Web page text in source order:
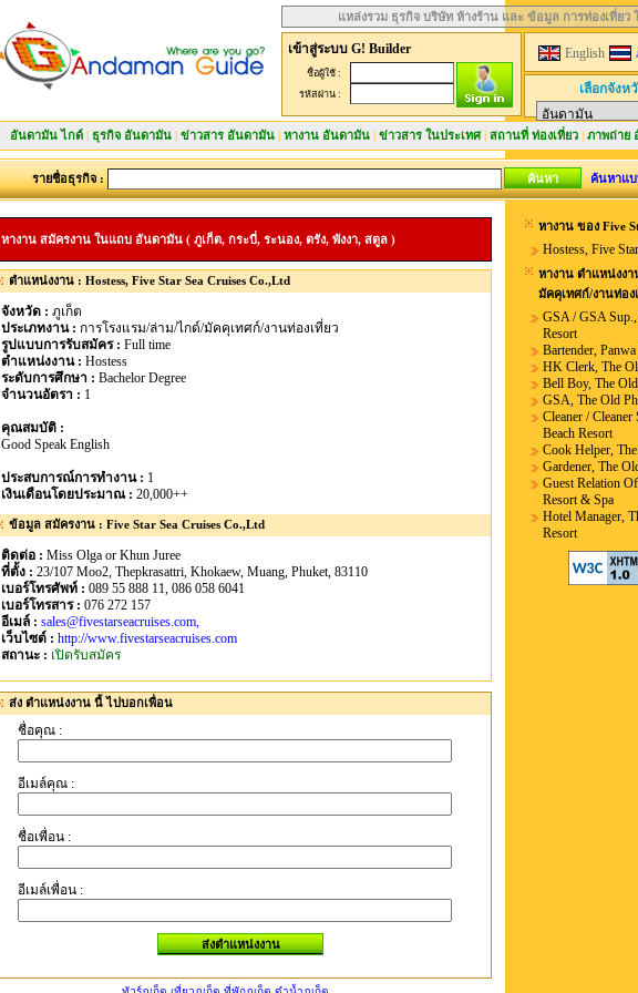
แหล่งรวม ธุรกิจ บริษัท ห้างร้าน และ ข้อมูล การท่องเที่ย
เข้าสู่ระบบ G! Builder
ชื่อผู้ใช้ :
รหัสผ่าน :
English
เลือกจังห
อันดามัน ไกด์ | ธุรกิจ อันดามัน | ข่าวสาร อันดามัน | หางาน อันดามัน | ข่าวสาร ในประเทศ| สถานที่ ท่องเที่ยว | ภาพถ่าย
รายชื่อธุรกิจ : ค้นหาแบ
หางาน สมัครงาน ในแถบ อันดามัน ( ภูเก็ต, กระบี่, ระนอง, ตรัง, พังงา, สตูล )
หางาน ของ Five
Hostess, Five
หางาน ตำแหน่งง
มัคคุเทศก์/งานท่อง
GSA / GSA
Resort
Bartender,
HK Clerk, The
Bell Boy, The
GSA, The Old
Cleaner /
Beach Resort
Cook Helper,
Gardener, The
Guest Relation
Resort & Spa
Hotel Manager,
Resort
ตำแหน่งงาน : Hostess, Five Star Sea Cruises Co.,Ltd
จังหวัด : ภูเก็ต
ประเภทงาน : การโรงแรม/ล่าม/ไกด์/มัคคุเทศก์/งานท่องเที่ยว
รูปแบบการรับสมัคร : Full time
ตำแหน่งงาน : Hostess
ระดับการศึกษา : Bachelor Degree
จำนวนอัตรา : 1
คุณสมบัติ :
Good Speak English
ประสบการณ์การทำงาน : 1
เงินเดือนโดยประมาณ : 20,000++
ข้อมูล สมัครงาน : Five Star Sea Cruises Co.,Ltd
ติดต่อ : Miss Olga or Khun Juree
ที่ตั้ง : 23/107 Moo2, Thepkrasattri, Khokaew, Muang, Phuket, 83110
เบอร์โทรศัพท์ : 089 55 888 11, 086 058 6041
เบอร์โทรสาร : 076 272 157
อีเมล์ : sales@fivestarseacruises.com,
เว็บไซต์ : http://www.fivestarseacruises.com
สถานะ : เปิดรับสมัคร
ส่ง ตำแหน่งงาน นี้ ไปบอกเพื่อน
ชื่อคุณ :
อีเมล์คุณ :
ชื่อเพื่อน :
อีเมล์เพื่อน :